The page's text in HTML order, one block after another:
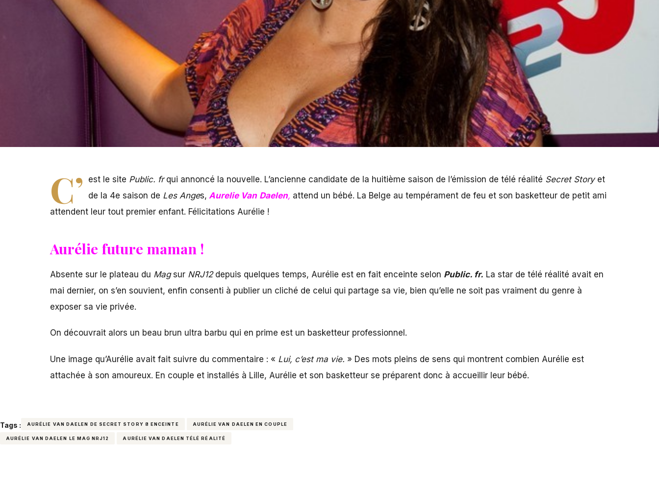
C’ est le site Public. frqui annoncé la nouvelle. L’ancienne candidate de la huitième saison de l’émission de télé réalité Secret Storyet
de la 4e saison de Les Anges, Aurelie Van Daelen, attend un bébé. La Belge au tempérament de feu et son basketteur de petit ami
attendent leur tout premier enfant. Félicitations Aurélie !
Aurélie future maman !
Absente sur le plateau du Magsur NRJ12depuis quelques temps, Aurélie est en fait enceinte selon Public. fr. La star de télé réalité avait en
mai dernier, on s’en souvient, enfin consenti à publier un cliché de celui qui partage sa vie, bien qu’elle ne soit pas vraiment du genre à
exposer sa vie privée.
On découvrait alors un beau brun ultra barbu qui en prime est un basketteur professionnel.
Une image qu’Aurélie avait fait suivre du commentaire : « Lui, c’est ma vie. » Des mots pleins de sens qui montrent combien Aurélie est
attachée à son amoureux. En couple et installés à Lille, Aurélie et son basketteur se préparent donc à accueillir leur bébé.
Tags : AURÉLIE VAN DAELEN DE SECRET STORY 8 ENCEINTE AURÉLIE VAN DAELEN EN COUPLE
AURÉLIE VAN DAELEN LE MAG NRJ12 AURÉLIE VAN DAELEN TÉLÉ RÉALITÉ